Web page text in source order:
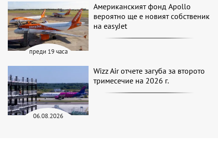
преди 19 часа
Американският фонд Apollo
вероятно ще е новият собственик
на easyJet
06.08.2026
Wizz Air отчете загуба за второто
тримесечие на 2026 г.